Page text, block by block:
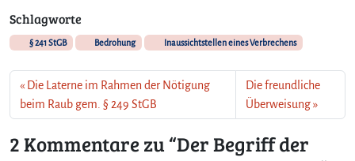
S
G
B
Schlagworte
§ 241 StGB Bedrohung Inaussichtstellen eines Verbrechens
Die Laterne im Rahmen der Nötigung
beim Raub gem. § 249 StGB
Die freundliche
Überweisung
2 Kommentare zu “Der Begriff der